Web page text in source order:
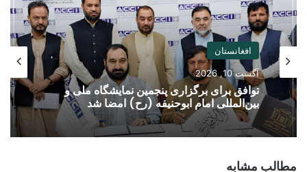
افغانستان
آگست 10, 2026
توافق برای برگزاری پنجمین نمایشگاه ملی و
بین‌المللی امام ابوحنیفه (رح) امضا شد
مطالب مشابه